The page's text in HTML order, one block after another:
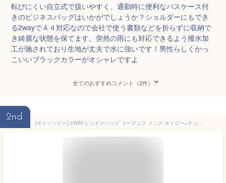
転びにくい自立式で扱いやすく、通勤時に便利なパスケース付
きのビジネスバッグはいかがでしょうか？ショルダーにもでき
る2wayでＡ４対応なので会社で使う書類などを折らずに収納で
き綺麗な状態を保てます。突然の雨にも対応できるよう撥水加
工が施されており生地が丈夫で水に強いです！男性らしくかっ
こいいブラックカラーがオシャレですよ
全てのおすすめコメント（2件）
2nd
[ギャッツビー] 2WAYビジネスバッグ コーデュラ メンズ ネイビー×チョコ GB-AZ001 タテ:29 cmX ヨコ:41 cmX マチ:10 cm